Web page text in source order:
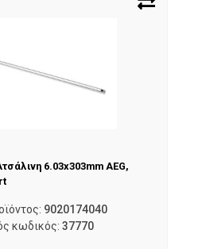
6.03x303mm AEG,
9020174040
κωδικός:37770